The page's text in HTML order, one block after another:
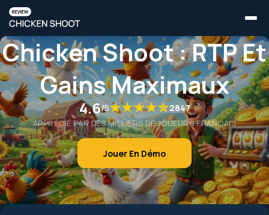
Chicken Shoot : RTP Et
Gains Maximaux
4.6/5 2847
APPRÉCIÉ PAR DES MILLIERS DE JOUEURS FRANÇAIS
Jouer En Démo